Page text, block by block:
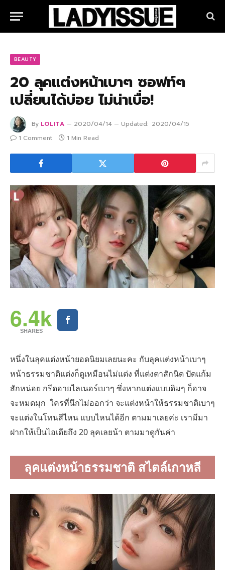
BEAUTY
20 ลุคแต่งหน้าเบาๆ ซอฟท์ๆ
เปลี่ยนได้บ่อย ไม่น่าเบื่อ!
By LOLITA 2020/04/14 Updated: 2020/04/15
1 Comment
1 Min Read
6.4k
SHARES
หนึ่งในลุคแต่งหน้ายอดนิยมเลยนะคะ กับลุคแต่งหน้าเบาๆ
หน้าธรรมชาติแต่งก็ดูเหมือนไม่แต่ง ที่แต่งตาสักนิด ปัดแก้ม
สักหน่อย กรีดอายไลเนอร์เบาๆ ซึ่งหากแต่งแบบดิมๆ ก็อาจ
จะหมดมุก ใครที่นึกไม่ออกว่า จะแต่งหน้าให้ธรรมชาติเบาๆ
จะแต่งในโทนสีไหน แบบไหนได้อีก ตามมาเลยค่ะ เรามีมา
ฝากให้เป็นไอเดียถึง 20 ลุคเลยน้า ตามมาดูกันค่า
ลุคแต่งหน้าธรรมชาติ สไตล์เกาหลี